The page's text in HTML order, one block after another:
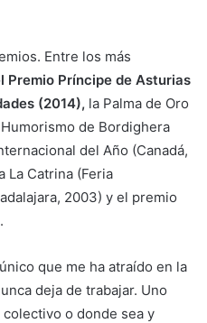
Entre los más
Premio Príncipe de Asturias
(2014), la Palma de Oro
de Bordighera
del Año (Canadá,
La Catrina (Feria
2003) y el premio
que me ha atraído en la
deja de trabajar. Uno
o donde sea y